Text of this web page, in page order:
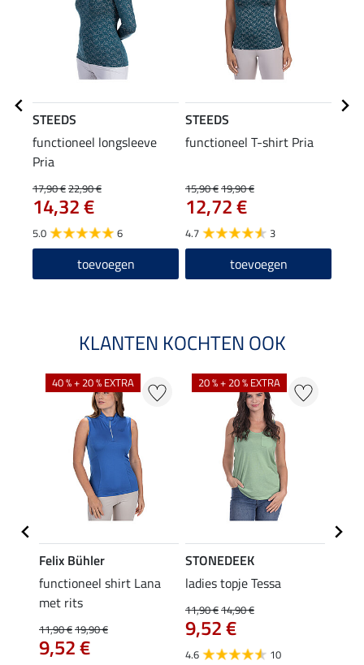
STEEDS
functioneel longsleeve
Pria
17,90 €22,90 €
14,32 €
5.0 6
toevoegen
STEEDS
functioneel T-shirt Pria
15,90 €19,90 €
12,72 €
4.7 3
toevoegen
KLANTEN KOCHTEN OOK
40 % + 20 % EXTRA
Felix Bühler
functioneel shirt Lana
met rits
11,90 €19,90 €
9,52 €
20 % + 20 % EXTRA
STONEDEEK
ladies topje Tessa
11,90 €14,90 €
9,52 €
4.6 10